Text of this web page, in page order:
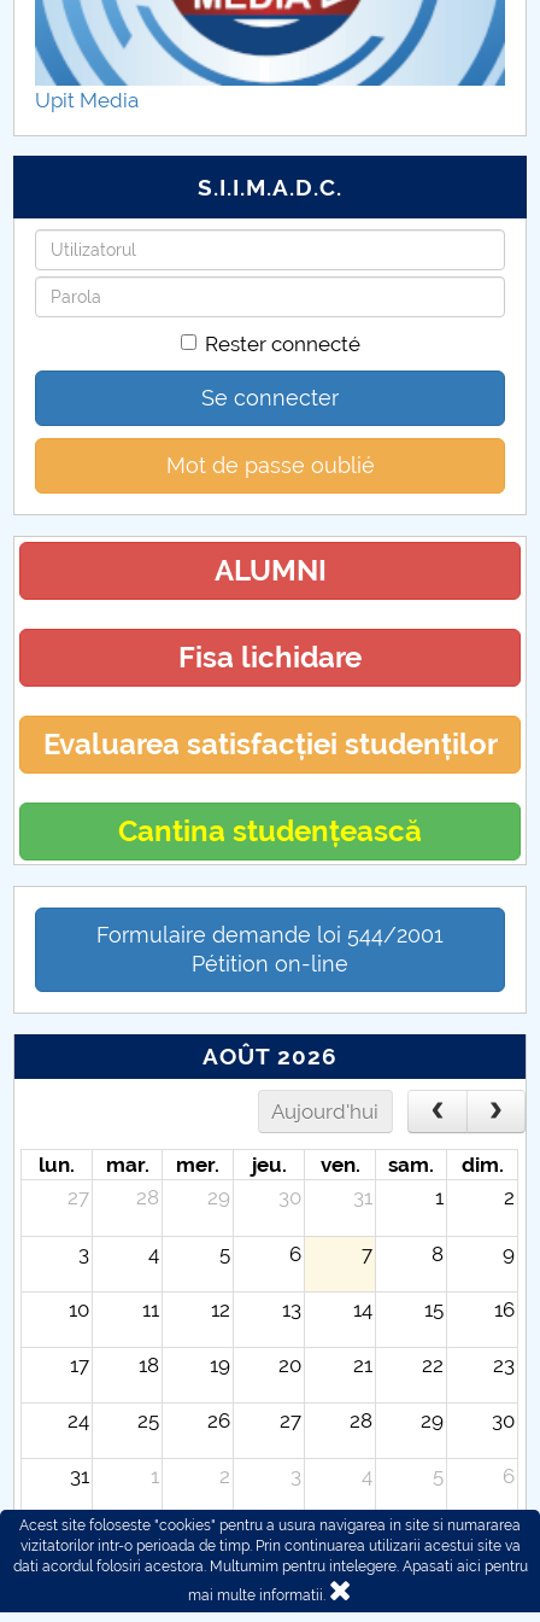
Upit Media
S.I.I.M.A.D.C.
Identifiant
Mot
de
Rester connecté
Se connecter
Mot de passe oublié
ALUMNI
Fisa lichidare
Evaluarea satisfacției studenților
Cantina studențească
Formulaire demande loi 544/2001
Pétition on-line
AOÛT 2026
Aujourd'hui
lun. mar. mer. jeu. ven. sam.
dim.
27
28 29 30 31 1 2
3 4 5 6 7 8 9
10 11 12 13 14 15 16
17 18 19 20 21 22 23
24 25 26 27 28 29 30
31 1 2 3 4 5 6
Acest site foloseste "cookies" pentru a usura navigarea in site si numararea
vizitatorilor intr-o perioada de timp. Prin continuarea utilizarii acestui site va
dati acordul folosiri acestora. Multumim pentru intelegere. Apasati aici pentru
mai multe informatii.